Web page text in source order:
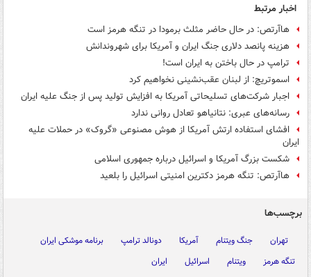
اخبار مرتبط
هاآرتص: در حال حاضر مثلث برمودا در تنگه هرمز است
هزینه پانصد دلاری جنگ ایران و آمریکا برای شهروندانش
ترامپ در حال باختن به ایران است!
اسموتریچ: از لبنان عقب‌نشینی نخواهیم کرد
اجبار شرکت‌های تسلیحاتی آمریکا به افزایش تولید پس از جنگ علیه ایران
رسانه‌های عبری: نتانیاهو تعادل روانی ندارد
افشای استفاده ارتش آمریکا از هوش مصنوعی «گروک» در حملات علیه
ایران
شکست بزرگ آمریکا و اسرائیل درباره جمهوری اسلامی
هاآرتص: تنگه هرمز دکترین امنیتی اسرائیل را بلعید
برچسب‌ها
تهران جنگ ویتنام آمریکا دونالد ترامپ
برنامه موشکی ایران
تنگه هرمز
ویتنام اسرائیل ایران